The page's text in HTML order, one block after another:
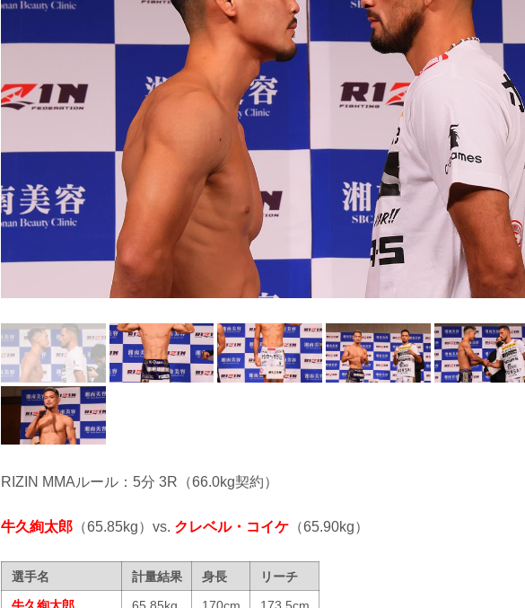
RIZIN MMAルール：5分 3R（66.0kg契約）
牛久絢太郎 （65.85kg）vs. クレベル・コイケ （65.90kg）
選手名 計量結果 身長
リーチ